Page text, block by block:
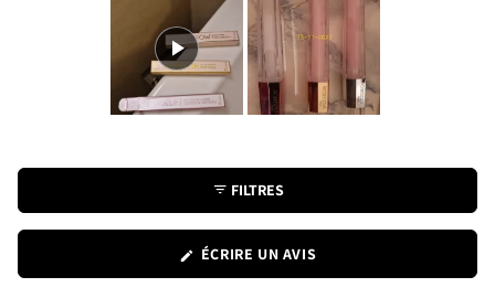
sélectionnée
FILTRES
ÉCRIRE UN AVIS(S'OUVRE